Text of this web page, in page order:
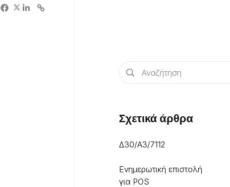
Σχετικά άρθρα
Δ30/Α3/7112
Ενημερωτική επιστολή
για POS